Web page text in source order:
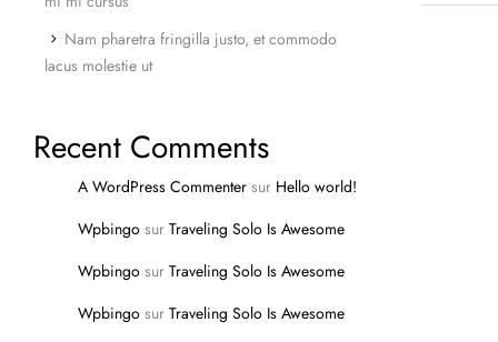
Nam pharetra fringilla justo, et commodo
lacus molestie ut
Recent Comments
A WordPress Commenter sur Hello world!
Wpbingo sur Traveling Solo Is Awesome
Wpbingo sur Traveling Solo Is Awesome
Wpbingo sur Traveling Solo Is Awesome